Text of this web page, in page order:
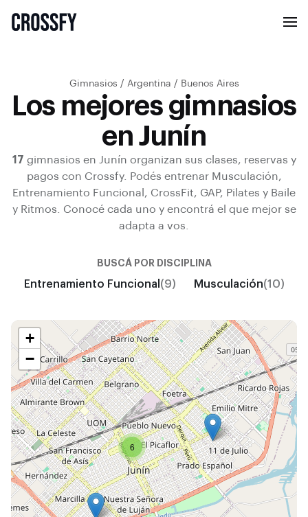
Gimnasios / Argentina / Buenos Aires
Los mejores gimnasios
en Junín
17 gimnasios en Junín organizan sus clases, reservas y
pagos con Crossfy.
Podés entrenar Musculación,
Entrenamiento Funcional, CrossFit, GAP, Pilates y Baile
y Ritmos
Conocé cada uno y encontrá el que mejor se
adapta a vos.
BUSCÁ POR DISCIPLINA
Entrenamiento Funcional (9) Musculación(10)
6
+
−